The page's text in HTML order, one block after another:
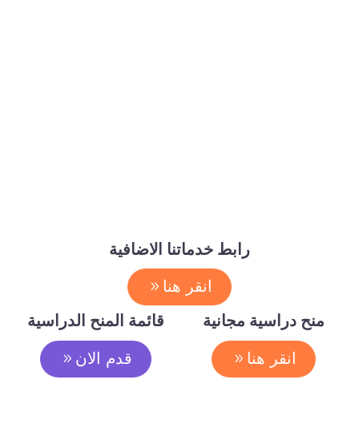
رابط خدماتنا الاضافية
انقر هنا
منح دراسية مجانية
انقر هنا
قائمة المنح الدراسية
قدم الان